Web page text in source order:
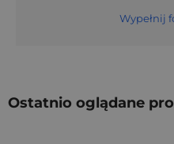
Wypełnij
Ostatnio oglądane